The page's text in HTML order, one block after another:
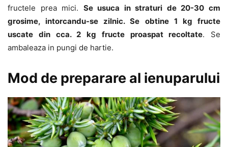
fructele prea mici. Se usuca in straturi de 20-30 cm
grosime, intorcandu-se zilnic. Se obtine 1 kg fructe
uscate din cca. 2 kg fructe proaspat recoltate. Se
ambaleaza in pungi de hartie.
Mod de preparare al ienuparului